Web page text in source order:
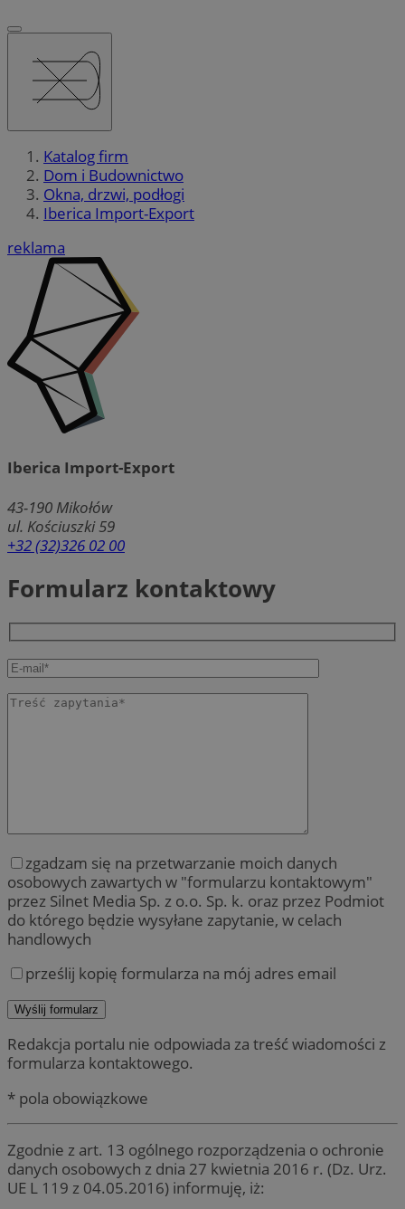
Katalog firm
Dom i Budownictwo
Okna, drzwi, podłogi
Iberica Import-Export
reklama
Iberica Import-Export
43-190 Mikołów
ul. Kościuszki 59
+32 (32)326 02 00
Formularz kontaktowy
zgadzam się na przetwarzanie moich danych
osobowych zawartych w "formularzu kontaktowym"
przez Silnet Media Sp. z o.o. Sp. k. oraz przez Podmiot
do którego będzie wysyłane zapytanie, w celach
handlowych
prześlij kopię formularza na mój adres email
Redakcja portalu nie odpowiada za treść wiadomości z
formularza kontaktowego.
* pola obowiązkowe
Zgodnie z art. 13 ogólnego rozporządzenia o ochronie
danych osobowych z dnia 27 kwietnia 2016 r. (Dz. Urz.
UE L 119 z 04.05.2016) informuję, iż: